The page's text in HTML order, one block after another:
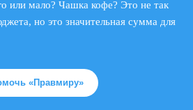
или мало? Чашка кофе? Это не так
но это значительная сумма для
«Правмиру»